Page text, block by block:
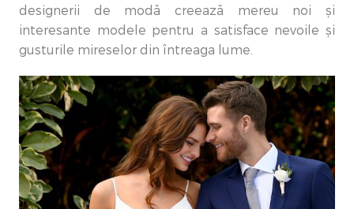
designerii de modă creează mereu noi și
interesante modele pentru a satisface nevoile și
gusturile mireselor din întreaga lume.